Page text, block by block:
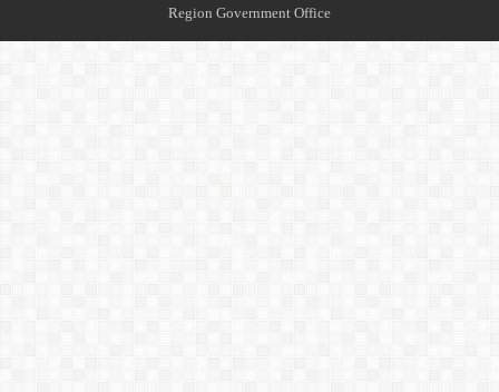
Region Government Office